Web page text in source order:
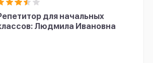
для начальных
Людмила Ивановна